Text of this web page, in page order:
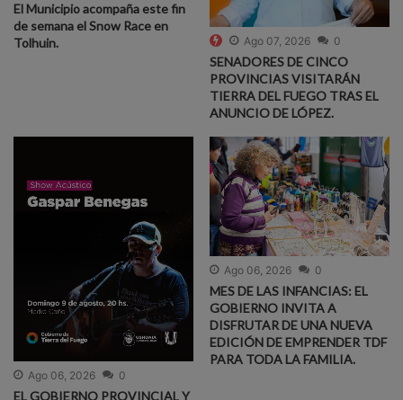
El Municipio acompaña este fin
de semana el Snow Race en
Tolhuin.
Ago 07, 2026 0
SENADORES DE CINCO
PROVINCIAS VISITARÁN
TIERRA DEL FUEGO TRAS EL
ANUNCIO DE LÓPEZ.
Ago 06, 2026 0
EL GOBIERNO PROVINCIAL Y
Ago 06, 2026 0
MES DE LAS INFANCIAS: EL
GOBIERNO INVITA A
DISFRUTAR DE UNA NUEVA
EDICIÓN DE EMPRENDER TDF
PARA TODA LA FAMILIA.